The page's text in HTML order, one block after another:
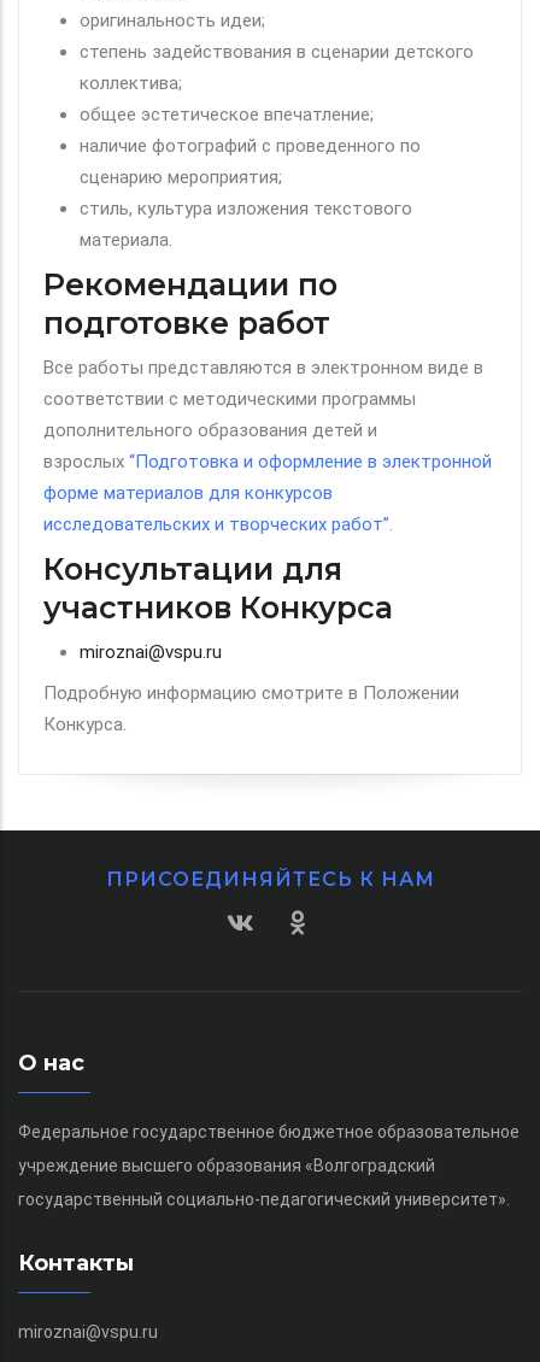
оригинальность идеи;
степень задействования в сценарии детского
коллектива;
общее эстетическое впечатление;
наличие фотографий с проведенного по
сценарию мероприятия;
стиль, культура изложения текстового
материала.
Рекомендации по
подготовке работ
Все работы представляются в электронном виде в
соответствии с методическими программы
дополнительного образования детей и
взрослых “Подготовка и оформление в электронной
форме материалов для конкурсов
исследовательских и творческих работ”.
Консультации для
участников Конкурса
miroznai@vspu.ru
Подробную информацию смотрите в Положении
Конкурса.
ПРИСОЕДИНЯЙТЕСЬ К НАМ
О нас
Федеральное государственное бюджетное образовательное
учреждение высшего образования «Волгоградский
государственный социально-педагогический университет».
Контакты
miroznai@vspu.ru